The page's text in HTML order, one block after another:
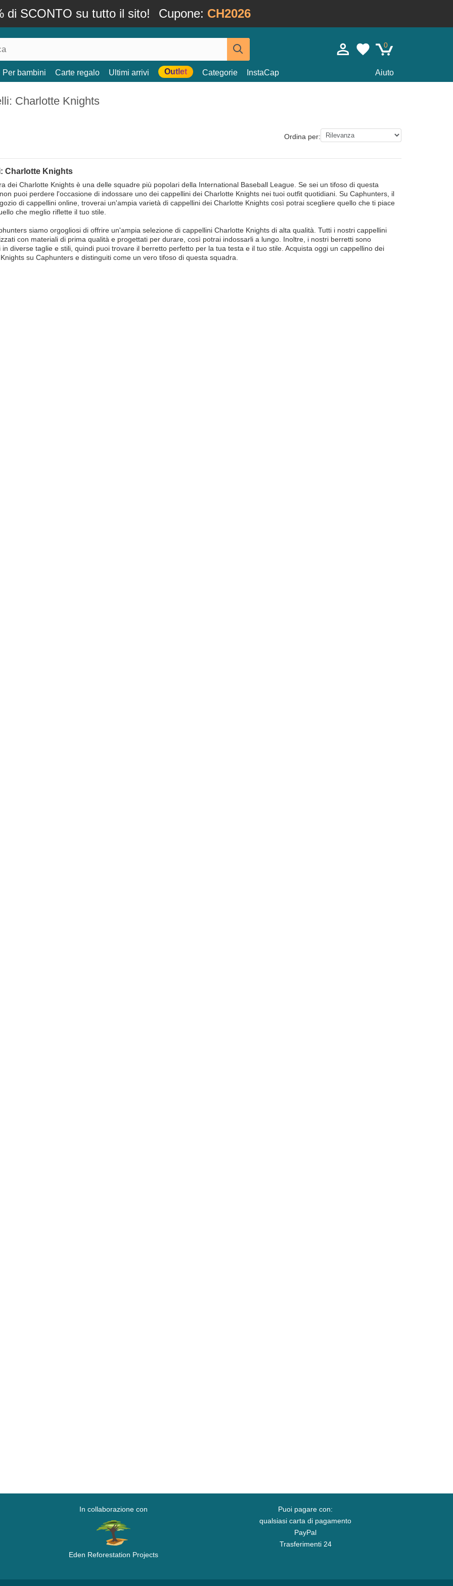
di SCONTO su tutto il sito! Cupone: CH2026
0
Per bambini Carte regalo Ultimi arrivi Outlet Categorie InstaCap Aiuto
Charlotte Knights
Ordina per:
Charlotte Knights
dei Charlotte Knights è una delle squadre più popolari della International Baseball League. Se sei un tifoso di questa
puoi perdere l'occasione di indossare uno dei cappellini dei Charlotte Knights nei tuoi outfit quotidiani. Su Caphunters, il
di cappellini online, troverai un'ampia varietà di cappellini dei Charlotte Knights così potrai scegliere quello che ti piace
che meglio riflette il tuo stile.
siamo orgogliosi di offrire un'ampia selezione di cappellini Charlotte Knights di alta qualità. Tutti i nostri cappellini
con materiali di prima qualità e progettati per durare, così potrai indossarli a lungo. Inoltre, i nostri berretti sono
in diverse taglie e stili, quindi puoi trovare il berretto perfetto per la tua testa e il tuo stile. Acquista oggi un cappellino dei
su Caphunters e distinguiti come un vero tifoso di questa squadra.
In collaborazione con
Eden Reforestation Projects
Puoi pagare con:
qualsiasi carta di pagamento
PayPal
Trasferimenti 24